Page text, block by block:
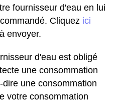
fournisseur d'eau en lui
Cliquez ici
envoyer.
d'eau est obligé
une consommation
une consommation
votre consommation